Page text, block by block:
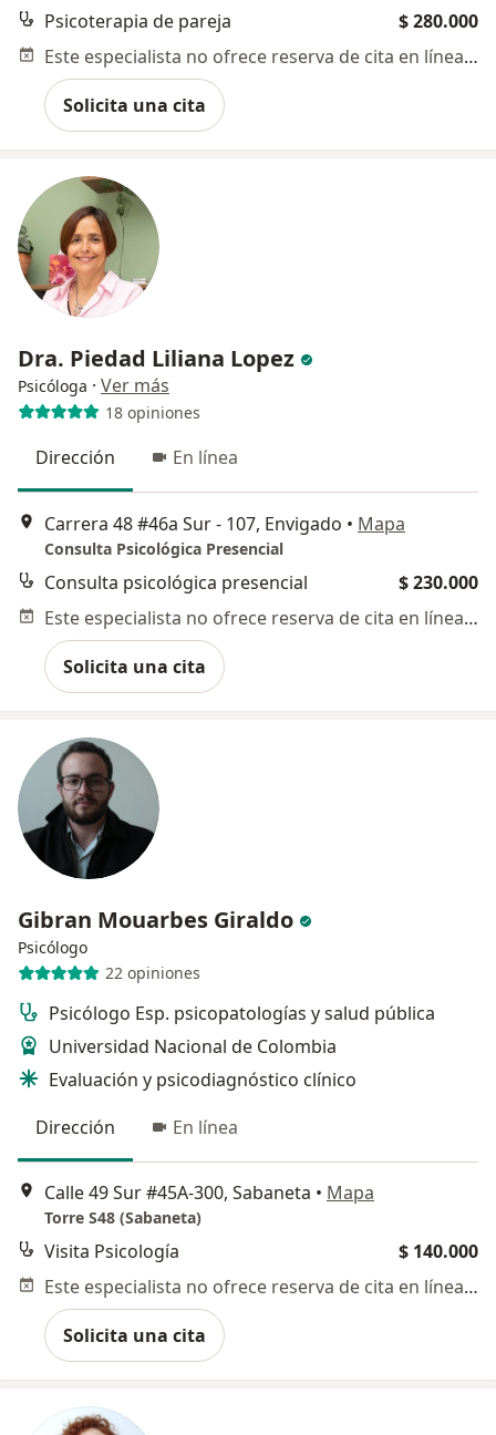
Psicoterapia de pareja
$ 280.000
Este especialista no ofrece reserva de cita en línea en esta dirección.
Solicita una cita
Dra. Piedad Liliana Lopez
Psicóloga · Ver más
18 opiniones
Dirección En línea
Carrera 48 #46a Sur - 107, Envigado • Mapa
Consulta Psicológica Presencial
Consulta psicológica presencial
$ 230.000
Este especialista no ofrece reserva de cita en línea en esta dirección.
Solicita una cita
Gibran Mouarbes Giraldo
Psicólogo
22 opiniones
Psicólogo Esp. psicopatologías y salud pública
Universidad Nacional de Colombia
Evaluación y psicodiagnóstico clínico
Dirección
En línea
Calle 49 Sur #45A-300, Sabaneta • Mapa
Torre S48 (Sabaneta)
Visita Psicología
$ 140.000
Este especialista no ofrece reserva de cita en línea en esta dirección.
Solicita una cita